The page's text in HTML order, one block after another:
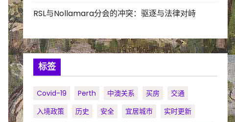
RSL与Nollamara分会的冲突：驱逐与法律对峙
标签
Covid-19 Perth 中澳关系 买房
交通
入境政策
历史 安全 宜居城市
实时更新